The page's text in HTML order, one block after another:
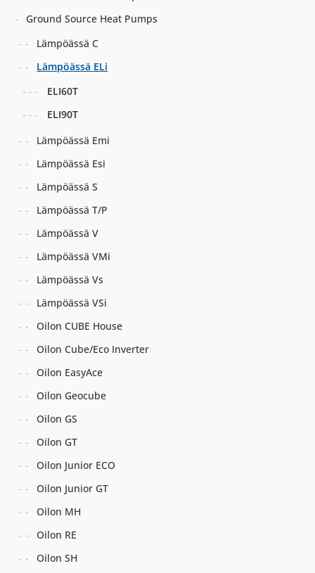
Ground Source Heat Pumps
Lämpöässä C
Lämpöässä ELi
ELI60T
ELI90T
Lämpöässä Emi
Lämpöässä Esi
Lämpöässä S
Lämpöässä T/P
Lämpöässä V
Lämpöässä VMi
Lämpöässä Vs
Lämpöässä VSi
Oilon CUBE House
Oilon Cube/Eco Inverter
Oilon EasyAce
Oilon Geocube
Oilon GS
Oilon GT
Oilon Junior ECO
Oilon Junior GT
Oilon MH
Oilon RE
Oilon SH